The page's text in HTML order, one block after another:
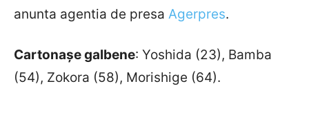
anunta agentia de presa Agerpres.
Cartonașe galbene: Yoshida (23), Bamba
(54), Zokora (58), Morishige (64).